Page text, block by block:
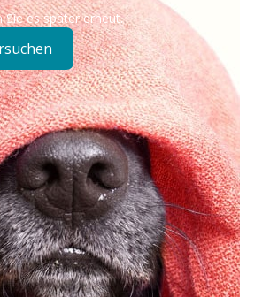
Sie es später erneut.